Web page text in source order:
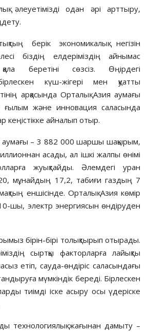
әлеуе­ті­мізді одан әрі арттыру,
берік экономикалық негізін
біздің елдеріміздің айнымас
беретіні сөзсіз. Өңірдегі
күш-жігері мен қуатты
арқасында Орталық Азия аумағы
ғылым және инновация саласында
кеңістікке айналып отыр.
аумағы – 3 882 000 шаршы шақырым,
асады, ал ішкі жалпы өнімі
жуықтайды. Әлемдегі уран
мұнай­дың 17,2, табиғи газдың 7
еншісінде. Орталық Азия көмір
шы, электр энергиясын өндіруден
бірін-бірі толықтырып отырады.
сыртқы фак­­­тор­ларға лайықты
етіп, сауда-өнді­ріс сала­сында­ғы
мүмкіндік береді. Бірлескен
тиімді іске асы­ру осы үдеріске
техноло­гия­лық жағынан дамыту –